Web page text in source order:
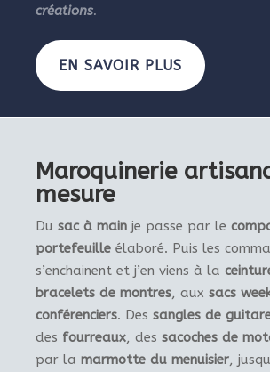
créations.
EN SAVOIR PLUS
Maroquinerie
mesure
Du sac à main je passe par le
portefeuille élaboré. Puis les
s’enchainent et j’en viens à la
bracelets de montres, aux sacs
conférenciers. Des sangles de
des fourreaux, des sacoches de
par la marmotte du menuisier,